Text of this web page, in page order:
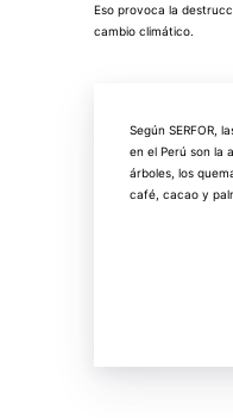
Eso provoca la
cambio climático.
Según SERFOR,
en el Perú son la
árboles, los
café, cacao y